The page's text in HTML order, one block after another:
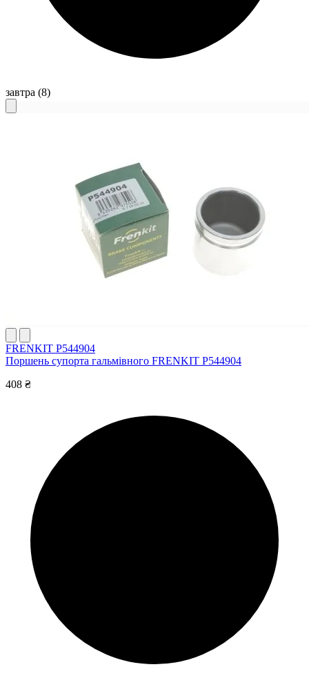
завтра (8)
FRENKIT P544904
Поршень супорта гальмівного FRENKIT P544904
408 ₴